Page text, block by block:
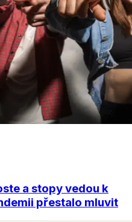
a stopy vedou k
přestalo mluvit